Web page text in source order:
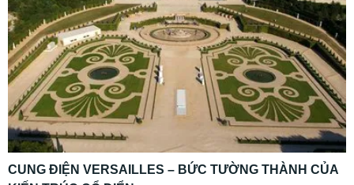
CUNG ĐIỆN VERSAILLES – BỨC TƯỜNG THÀNH CỦA